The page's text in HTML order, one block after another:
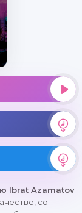
Ibrat Azamatov
со